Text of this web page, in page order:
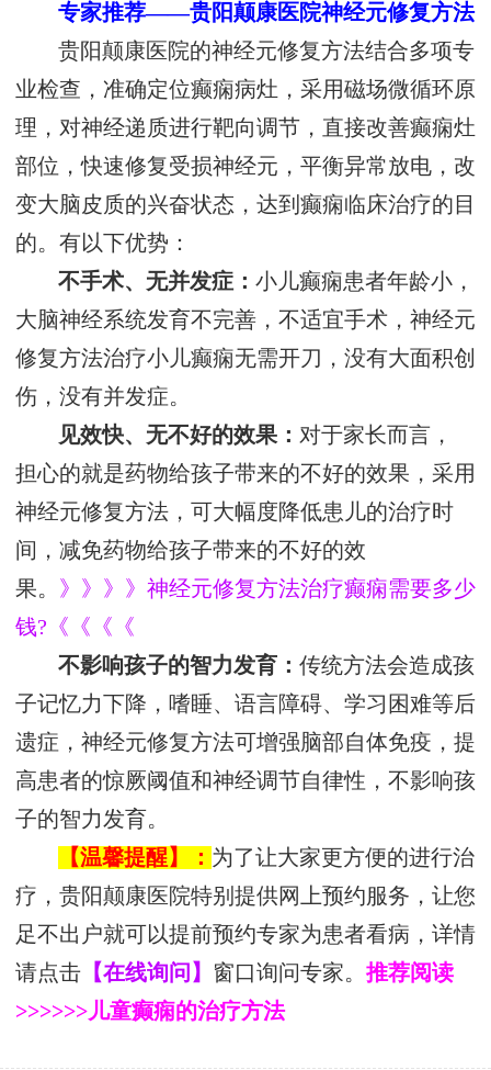
专家推荐——贵阳颠康医院神经元修复方法
贵阳颠康医院的神经元修复方法结合多项专
业检查，准确定位癫痫病灶，采用磁场微循环原
理，对神经递质进行靶向调节，直接改善癫痫灶
部位，快速修复受损神经元，平衡异常放电，改
变大脑皮质的兴奋状态，达到癫痫临床治疗的目
的。有以下优势：
不手术、无并发症：小儿癫痫患者年龄小，
大脑神经系统发育不完善，不适宜手术，神经元
修复方法治疗小儿癫痫无需开刀，没有大面积创
伤，没有并发症。
见效快、无不好的效果： 对于家长而言，
担心的就是药物给孩子带来的不好的效果，采用
神经元修复方法，可大幅度降低患儿的治疗时
间，减免药物给孩子带来的不好的效
果。 》》》》神经元修复方法治疗癫痫需要多少
钱?《《《《
不影响孩子的智力发育：传统方法会造成孩
子记忆力下降，嗜睡、语言障碍、学习困难等后
遗症，神经元修复方法可增强脑部自体免疫，提
高患者的惊厥阈值和神经调节自律性，不影响孩
子的智力发育。
【温馨提醒】： 为了让大家更方便的进行治
疗，贵阳颠康医院特别提供网上预约服务，让您
足不出户就可以提前预约专家为患者看病，详情
请点击 【在线询问】 窗口询问专家。 推荐阅读
>>>>>>儿童癫痫的治疗方法